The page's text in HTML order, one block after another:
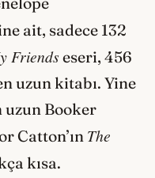
ait, sadece 132
Friends eseri, 456
uzun kitabı. Yine
uzun Booker
Catton’ın The
kısa.